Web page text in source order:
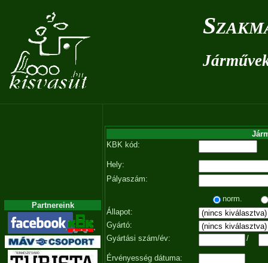
Partnereink
KBK kód:
Hely:
Pályaszám:
norm.
Állapot:
Gyártó:
Gyártási szám/év:
/
Érvényesség dátuma: